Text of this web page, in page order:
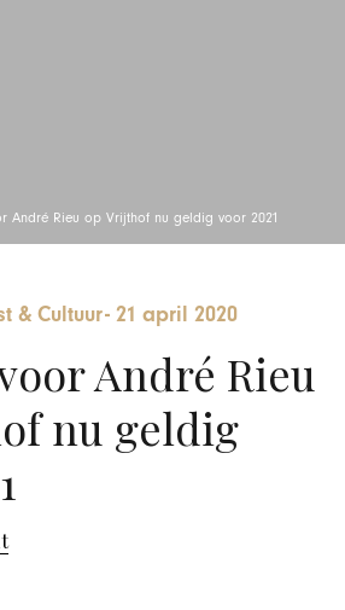
André Rieu op Vrijthof nu geldig voor 2021
& Cultuur-21 april 2020
André Rieu
nu geldig